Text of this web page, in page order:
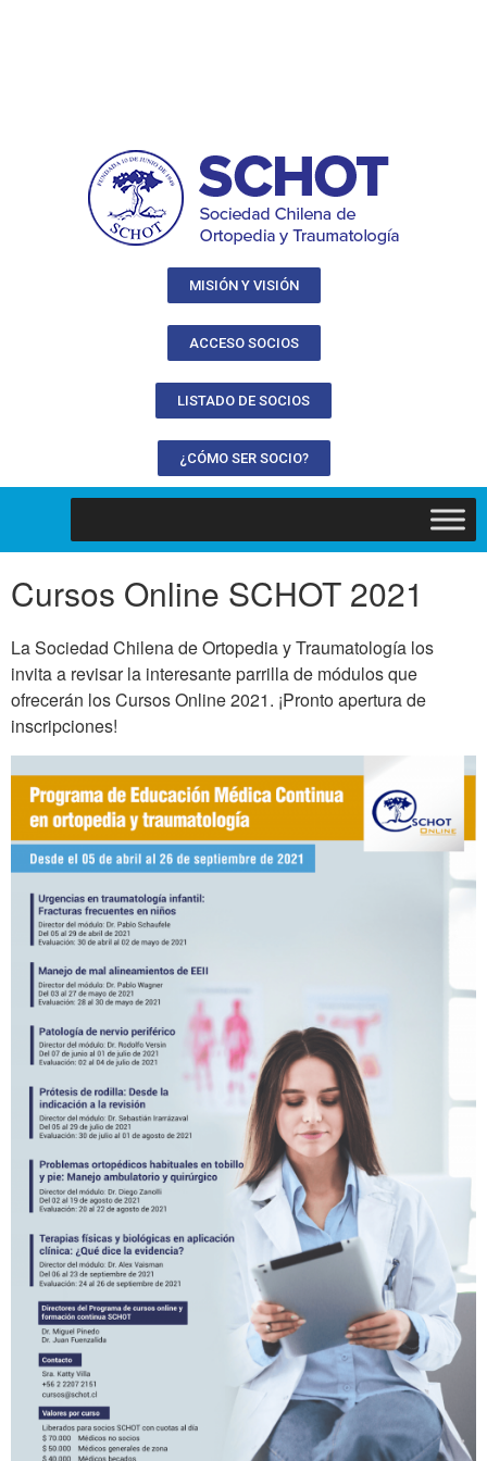
MISIÓN Y VISIÓN
ACCESO SOCIOS
LISTADO DE SOCIOS
¿CÓMO SER SOCIO?
Cursos Online SCHOT 2021
La Sociedad Chilena de Ortopedia y Traumatología los
invita a revisar la interesante parrilla de módulos que
ofrecerán los Cursos Online 2021. ¡Pronto apertura de
inscripciones!